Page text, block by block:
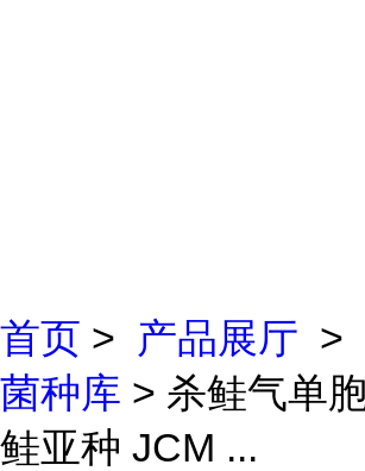
首页 > 产品展厅 >
菌种库 > 杀鲑气单
鲑亚种 JCM ...